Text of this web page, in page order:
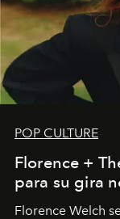
POP CULTURE
Florence +
para su gira
Florence Welch